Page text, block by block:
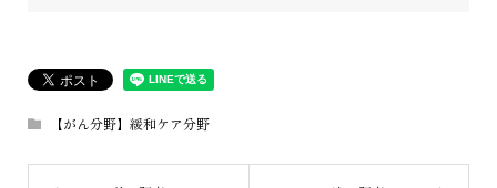
【がん分野】緩和ケア分野